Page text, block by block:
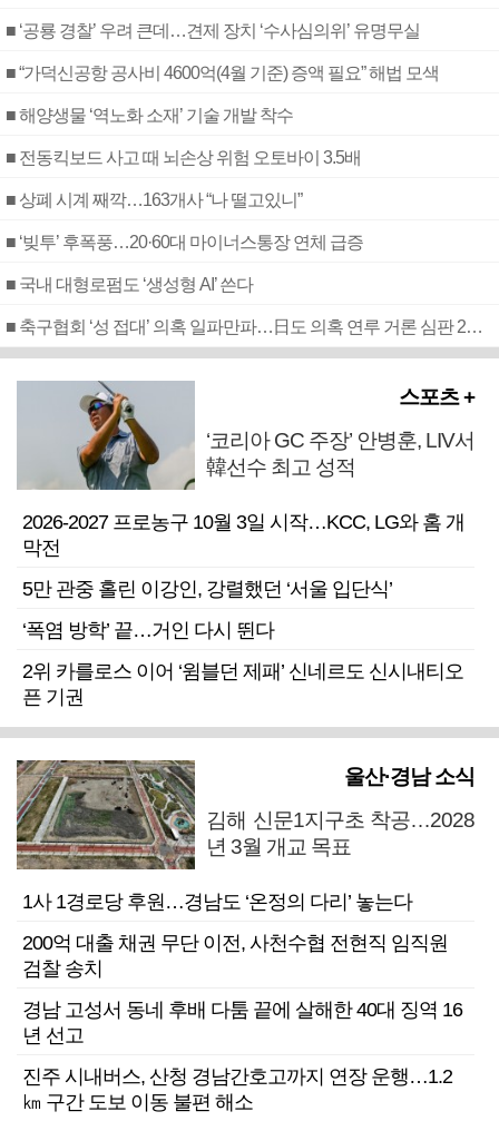
■ ‘공룡 경찰’ 우려 큰데…견제 장치 ‘수사심의위’ 유명무실
■ “가덕신공항 공사비 4600억(4월 기준) 증액 필요” 해법 모색
■ 해양생물 ‘역노화 소재’ 기술 개발 착수
■ 전동킥보드 사고 때 뇌손상 위험 오토바이 3.5배
■ 상폐 시계 째깍…163개사 “나 떨고있니”
■ ‘빚투’ 후폭풍…20·60대 마이너스통장 연체 급증
■ 국내 대형로펌도 ‘생성형 AI’ 쓴다
■ 축구협회 ‘성 접대’ 의혹 일파만파…日도 의혹 연루 거론 심판 2명 조사
스포츠 +
‘코리아 GC 주장’ 안병훈, LIV서
韓선수 최고 성적
2026-2027 프로농구 10월 3일 시작…KCC, LG와 홈 개
막전
5만 관중 홀린 이강인, 강렬했던 ‘서울 입단식’
‘폭염 방학’ 끝…거인 다시 뛴다
2위 카를로스 이어 ‘윔블던 제패’ 신네르도 신시내티오
픈 기권
울산·경남 소식
김해 신문1지구초 착공…2028
년 3월 개교 목표
1사 1경로당 후원…경남도 ‘온정의 다리’ 놓는다
200억 대출 채권 무단 이전, 사천수협 전현직 임직원
검찰 송치
경남 고성서 동네 후배 다툼 끝에 살해한 40대 징역 16
년 선고
진주 시내버스, 산청 경남간호고까지 연장 운행…1.2
㎞ 구간 도보 이동 불편 해소